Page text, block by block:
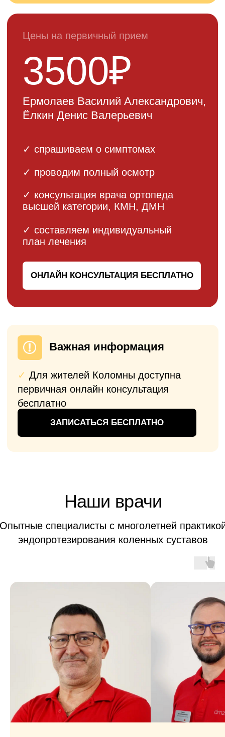
Все наши врачи регулярно
проходят повышение
квалификации и участвуют в
ОТ 290 000₽
Послеоперационное
наблюдение
Пребывание в
стационаре
эндопротезирование плечевого
Замена изношенного
протеза
ОТ 260 000₽
Послеоперационное
наблюдение
ОТ 225 000₽
наблюдение
Анестезия
плечевого сустава
Однополюсное
эндопротезирование коленного
сустава
Операция
плечевых суставов. При составлении
предварительного счета — фиксируем для
время принять решение). При повторном
обращении для эндопротезирования
предусмотрена система скидок (до 10%).
эндопротезирования
плечевого сустава
Выбор палаты